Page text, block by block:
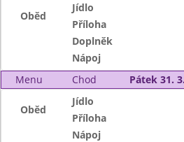
Oběd
Jídlo
Příloha
Doplněk
Nápoj
Menu
Chod Pátek 31.
Oběd
Jídlo
Příloha
Nápoj